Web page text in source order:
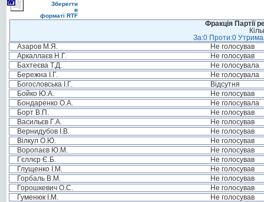
Зберегти
в
форматі RTF
Фракція Партії
За:0 Проти:0
Азаров М.Я.
Не голосував
Аркаллаєв Н.Г.
Не голосував
Бахтеєва Т.Д.
Не голосувала
Бережна І.Г.
Не голосувала
Богословська І.Г.
Відсутня
Бойко Ю.А.
Не голосував
Бондаренко О.А.
Не голосувала
Борт В.П.
Не голосував
Васильєв Г.А.
Не голосував
Вернидубов І.В.
Не голосував
Вілкул О.Ю.
Не голосував
Воропаєв Ю.М.
Не голосував
Гєллєр Є.Б.
Не голосував
Глущенко І.М.
Не голосував
Горбаль В.М.
Не голосував
Горошкевич О.С.
Не голосував
Гуменюк І.М.
Не голосував